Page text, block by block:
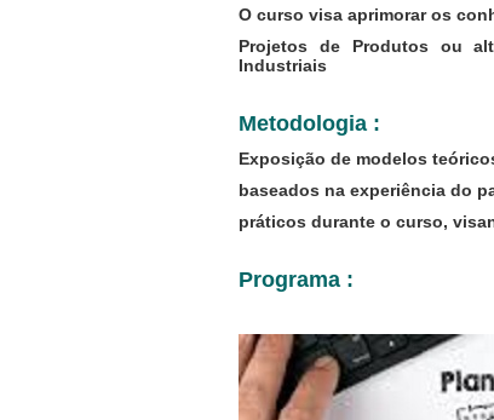
O curso visa aprimorar os
Projetos de Produtos ou
Industriais
Metodologia :
Exposição de modelos
baseados na experiência do
práticos durante o curso,
Programa :